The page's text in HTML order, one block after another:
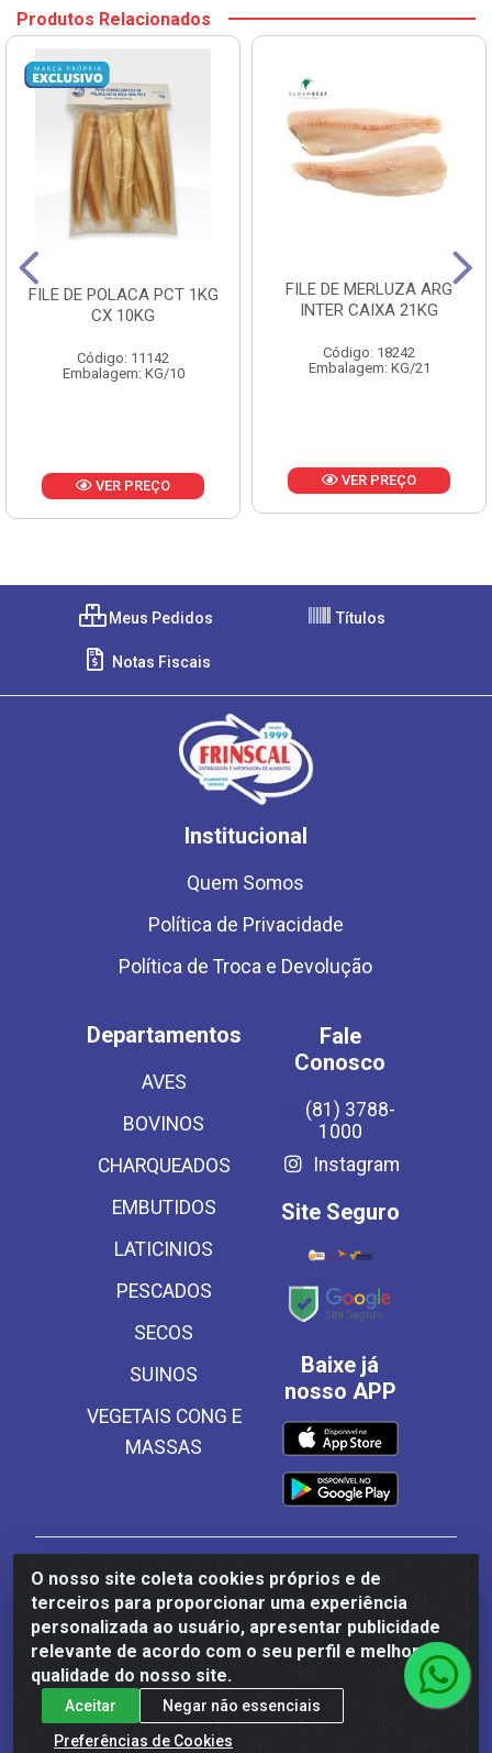
Produtos Relacionados
FILE DE POLACA PCT 1KG
CX 10KG
Código: 11142
Embalagem: KG/10
VER PREÇO
FILE DE MERLUZA ARG
INTER CAIXA 21KG
Código: 18242
Embalagem: KG/21
VER PREÇO
O nosso site coleta cookies próprios e de
terceiros para proporcionar uma experiência
personalizada ao usuário, apresentar publicidade
relevante de acordo com o seu perfil e melhorar a
qualidade do nosso site.
Aceitar
Negar não essenciais
Preferências de Cookies
Meus Pedidos Títulos
Notas Fiscais
Institucional
Quem Somos
Política de Privacidade
Política de Troca e Devolução
Departamentos
AVES
BOVINOS
CHARQUEADOS
EMBUTIDOS
LATICINIOS
PESCADOS
SECOS
SUINOS
VEGETAIS CONG E
MASSAS
Fale
Conosco
(81) 3788-
1000
Instagram
Site Seguro
Baixe já
nosso APP
Frinscal - Distribuidora e Importadora de Alimentos
LTDA - Rodovia BR 101 Sul Km 187, 310 Galpão - Santa
Rosa, Palmares/PE - CEP 55540-000 - CNPJ
03.504.437/0001-50